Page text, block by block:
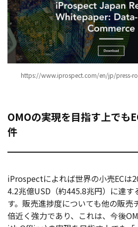
https://www.iprospect.com/en/jp/press-
OMOの実現を目指す上でも
件
iProspectによれば世界の小売ECは
4.2兆億USD（約445.8兆円）に達す
す。販売進捗度についても他の販売
倍近く強力であり、これは、今後